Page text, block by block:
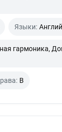
Языки:
гармоника,
B